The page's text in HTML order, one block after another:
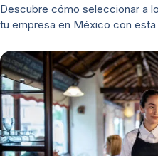
Descubre cómo seleccionar a
tu empresa en México con